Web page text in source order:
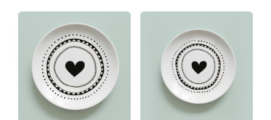
View View
Details